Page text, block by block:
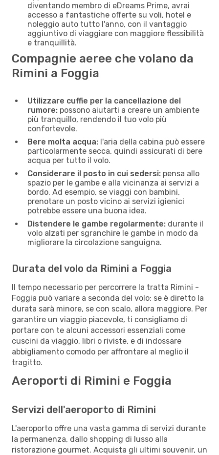
diventando membro di eDreams Prime, avrai
accesso a fantastiche offerte su voli, hotel e
noleggio auto tutto l'anno, con il vantaggio
aggiuntivo di viaggiare con maggiore flessibilità
e tranquillità.
Compagnie aeree che volano da
Rimini a Foggia
Utilizzare cuffie per la cancellazione del
rumore: possono aiutarti a creare un ambiente
più tranquillo, rendendo il tuo volo più
confortevole.
Bere molta acqua: l'aria della cabina può essere
particolarmente secca, quindi assicurati di bere
acqua per tutto il volo.
Considerare il posto in cui sedersi: pensa allo
spazio per le gambe e alla vicinanza ai servizi a
bordo. Ad esempio, se viaggi con bambini,
prenotare un posto vicino ai servizi igienici
potrebbe essere una buona idea.
Distendere le gambe regolarmente: durante il
volo alzati per sgranchire le gambe in modo da
migliorare la circolazione sanguigna.
Durata del volo da Rimini a Foggia
Il tempo necessario per percorrere la tratta Rimini -
Foggia può variare a seconda del volo: se è diretto la
durata sarà minore, se con scalo, allora maggiore. Per
garantire un viaggio piacevole, ti consigliamo di
portare con te alcuni accessori essenziali come
cuscini da viaggio, libri o riviste, e di indossare
abbigliamento comodo per affrontare al meglio il
tragitto.
Aeroporti di Rimini e Foggia
Servizi dell'aeroporto di Rimini
L'aeroporto offre una vasta gamma di servizi durante
la permanenza, dallo shopping di lusso alla
ristorazione gourmet. Acquista gli ultimi souvenir, un